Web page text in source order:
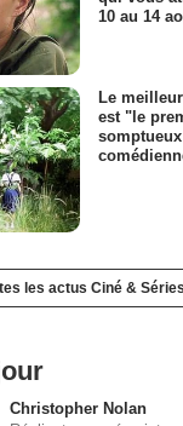
10 au 14
Le
est "le
les actus Ciné & Séries
Christopher Nolan